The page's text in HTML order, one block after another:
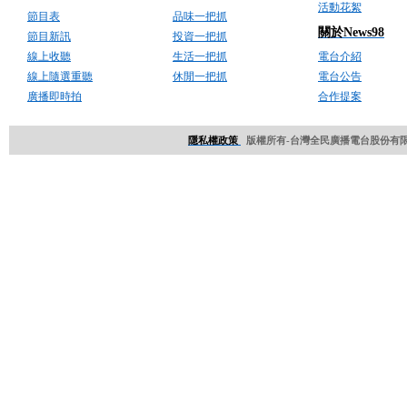
節目表
節目新訊
線上收聽
線上隨選重聽
廣播即時拍
品味一把抓
投資一把抓
生活一把抓
休閒一把抓
活動花絮
關於News98
電台介紹
電台公告
合作提案
隱私權政策 版權所有-台灣全民廣播電台股份有